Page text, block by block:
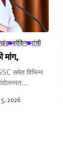
ब्रेकिंग रांची
मांग,
समेत विभिन्न
2026